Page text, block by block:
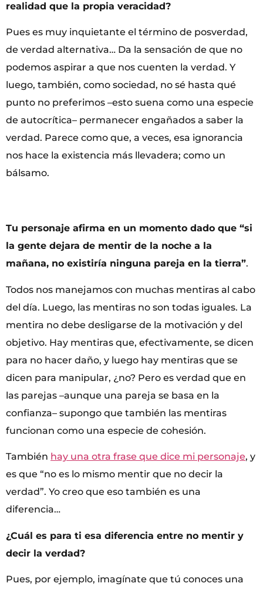
realidad que la propia veracidad?
Pues es muy inquietante el término de posverdad,
de verdad alternativa… Da la sensación de que no
podemos aspirar a que nos cuenten la verdad. Y
luego, también, como sociedad, no sé hasta qué
punto no preferimos –esto suena como una especie
de autocrítica– permanecer engañados a saber la
verdad. Parece como que, a veces, esa ignorancia
nos hace la existencia más llevadera; como un
bálsamo.
Tu personaje afirma en un momento dado que “si
la gente dejara de mentir de la noche a la
mañana, no existiría ninguna pareja en la tierra”.
Todos nos manejamos con muchas mentiras al cabo
del día. Luego, las mentiras no son todas iguales. La
mentira no debe desligarse de la motivación y del
objetivo. Hay mentiras que, efectivamente, se dicen
para no hacer daño, y luego hay mentiras que se
dicen para manipular, ¿no? Pero es verdad que en
las parejas –aunque una pareja se basa en la
confianza– supongo que también las mentiras
funcionan como una especie de cohesión.
También hay una otra frase que dice mi personaje, y
es que “no es lo mismo mentir que no decir la
verdad”. Yo creo que eso también es una
diferencia…
¿Cuál es para ti esa diferencia entre no mentir y
decir la verdad?
Pues, por ejemplo, imagínate que tú conoces una